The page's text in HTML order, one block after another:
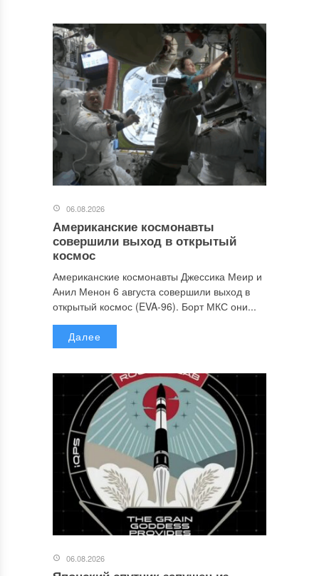
06.08.2026
Американские космонавты
совершили выход в открытый
космос
Американские космонавты Джессика Меир и
Анил Менон 6 августа совершили выход в
открытый космос (EVA-96). Борт МКС они...
Далее
06.08.2026